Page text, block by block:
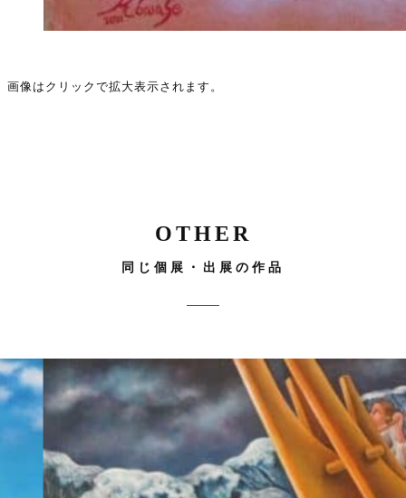
画像はクリックで拡大表示されます。
OTHER
同じ個展・出展の作品
村
サイズ
M20
730mm
制作年